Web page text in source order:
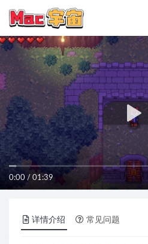
0:00/ 01:39
详情介绍 常见问题